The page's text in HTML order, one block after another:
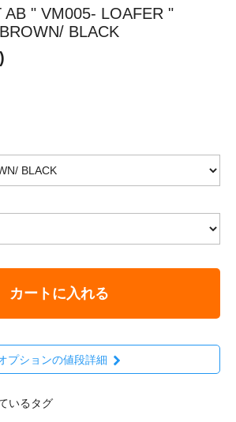
AB " VM005- LOAFER "
BLACK
カートに入れる
プションの値段詳細
いるタグ